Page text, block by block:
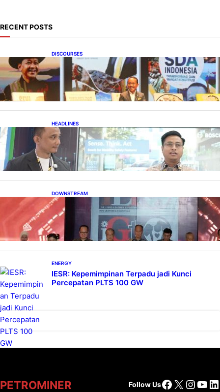
RECENT POSTS
DISCOURSES
Bahlil Luncurkan 10 Buku Rekam Jejak
Kepemimpinan dan Kebijakan
HEADLINES
Teknologi Keselamatan, Penentu Baru
Persaingan Industri Otomotif
DOWNSTREAM
Terbuka, Peluang Usaha bagi IKM Alas Kaki
Lokal
ENERGY
IESR: Kepemimpinan Terpadu jadi Kunci
Percepatan PLTS 100 GW
PETROMINER Follow UsFacebook
X